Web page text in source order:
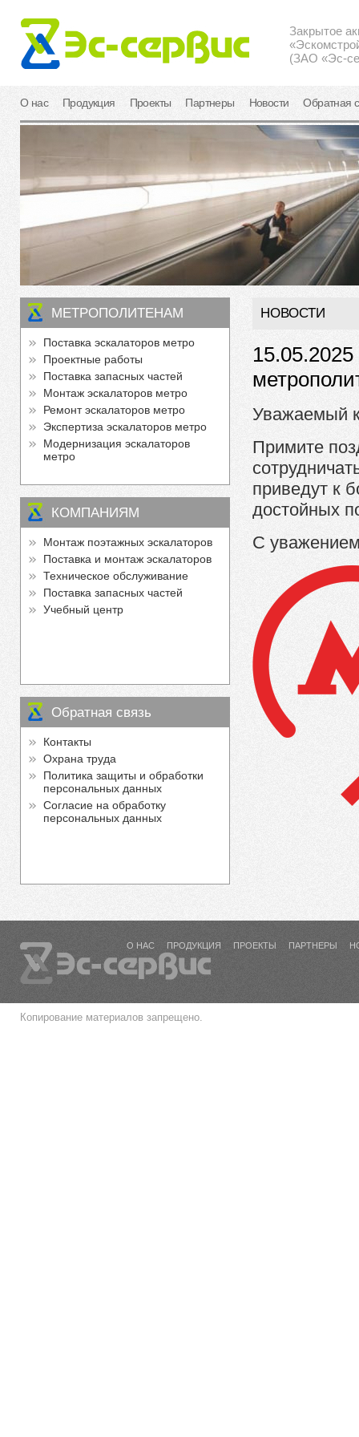
Закрытое
(ЗАО «Эс-
О нас Продукция Проекты Партнеры Новости Обратная
МЕТРОПОЛИТЕНАМ
Поставка эскалаторов метро
Проектные работы
Поставка запасных частей
Монтаж эскалаторов метро
Ремонт эскалаторов метро
Экспертиза эскалаторов метро
Модернизация эскалаторов
метро
КОМПАНИЯМ
Монтаж поэтажных эскалаторов
Поставка и монтаж эскалаторов
Техническое обслуживание
Поставка запасных частей
Учебный центр
Обратная связь
Контакты
Охрана труда
Политика защиты и обработки
персональных данных
Согласие на обработку
персональных данных
НОВОСТИ
Уважаемый
Примите
приведут к
достойных
С
О НАС ПРОДУКЦИЯ ПРОЕКТЫ ПАРТНЕРЫ
Копирование материалов запрещено.